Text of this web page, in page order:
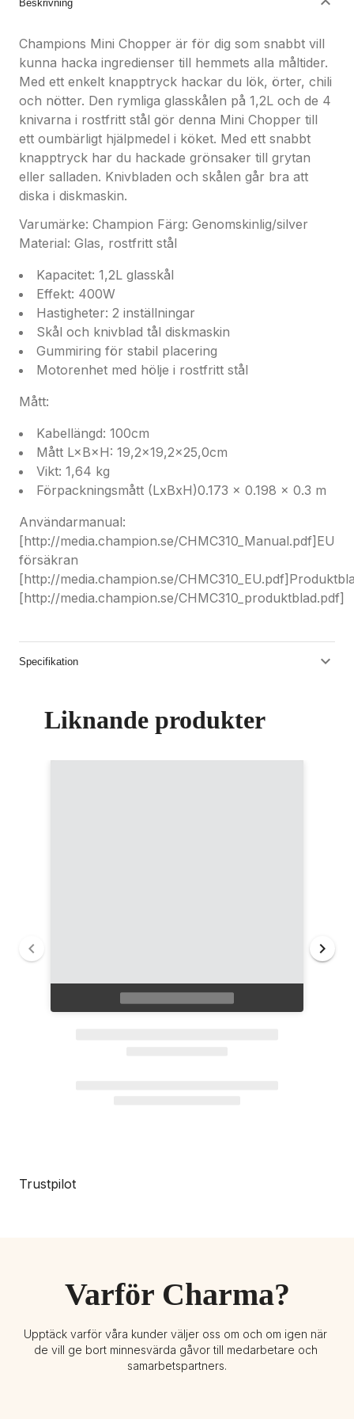
- Förpackningsmått (LxBxH)0.173 x 0.198 x 0.3 m
Användarmanual:
[http://media.champion.se/CHMC310_Manual.pdf]EU
försäkran
[http://media.champion.se/
[http://media.champion.se/CHMC310_produktblad.pdf]
Beskrivning
Champions Mini Chopper är för dig som snabbt vill
kunna hacka ingredienser till hemmets alla måltider.
Med ett enkelt knapptryck hackar du lök, örter, chili
och nötter. Den rymliga glasskålen på 1,2L och de 4
knivarna i rostfritt stål gör denna Mini Chopper till
ett oumbärligt hjälpmedel i köket. Med ett snabbt
knapptryck har du hackade grönsaker till grytan
eller salladen. Knivbladen och skålen går bra att
diska i diskmaskin.
Varumärke: Champion Färg: Genomskinlig/silver
Material: Glas, rostfritt stål
Kapacitet: 1,2L glasskål
Effekt: 400W
Hastigheter: 2 inställningar
Skål och knivblad tål diskmaskin
Gummiring för stabil placering
Motorenhet med hölje i rostfritt stål
Mått:
Kabellängd: 100cm
Mått L×B×H: 19,2x19,2x25,0cm
Vikt: 1,64 kg
Förpackningsmått (LxBxH)0.173 x 0.198 x 0.3 m
Användarmanual:
[http://media.champion.se/CHMC310_Manual.pdf]EU
försäkran
[http://media.champion.se/
[http://media.champion.se/CHMC310_produktblad.pdf]
Specifikation
Liknande produkter
Trustpilot
Varför Charma?
Upptäck varför våra kunder väljer oss om och om igen när
de vill ge bort minnesvärda gåvor till medarbetare och
samarbetspartners.